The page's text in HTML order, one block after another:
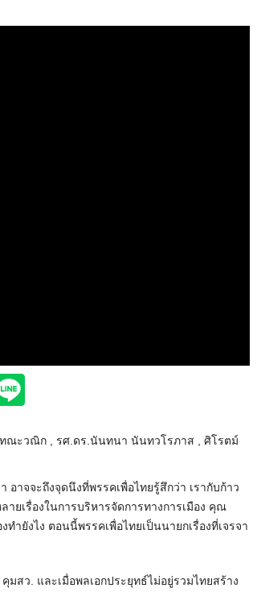
ทณะวณิก , รศ.ดร.นันทนา นันทวโรภาส , ศิโรตม์
าจจะถึงจุดนึงที่พรรคเพื่อไทยรู้สึกว่า เรากับก้าว
ยเรื่องในการบริหารจัดการทางการเมือง คุณ
ยังไง ตอนนี้พรรคเพื่อไทยเป็นนายกเรื่องที่เจรจา
สว. และเมื่อพลเอกประยุทธ์ไม่อยู่รวมไทยสร้าง